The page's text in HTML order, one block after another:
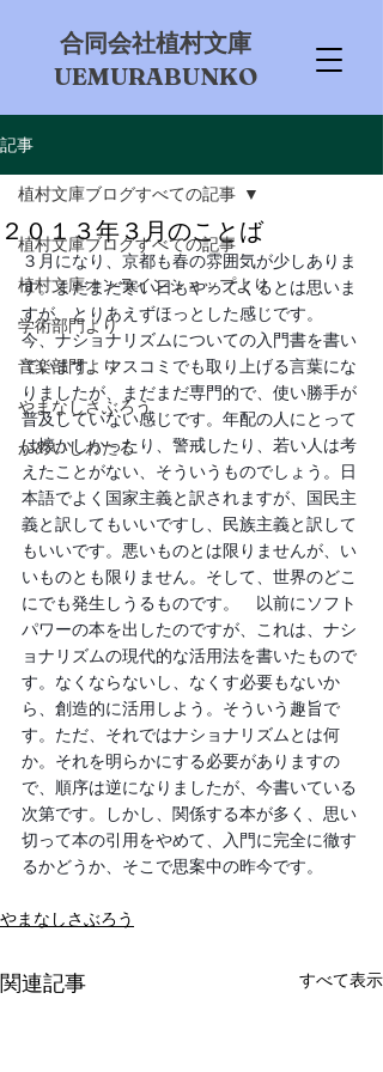
​合同会社植村文庫
UEMURABUNKO
記事
植村文庫ブログすべての記事
植村文庫オンラインショップより
学術部門より
音楽部門より
やまなしさぶろう
かめいしわたる
植村文庫ブログすべての記事
２０１３年３月のことば
３月になり、京都も春の雰囲気が少しありま
す。まだまだ寒い日もやってくるとは思いま
すが、とりあえずほっとした感じです。
今、ナショナリズムについての入門書を書い
ています。マスコミでも取り上げる言葉にな
りましたが、まだまだ専門的で、使い勝手が
普及していない感じです。年配の人にとって
は懐かしかったり、警戒したり、若い人は考
えたことがない、そういうものでしょう。日
本語でよく国家主義と訳されますが、国民主
義と訳してもいいですし、民族主義と訳して
もいいです。悪いものとは限りませんが、い
いものとも限りません。そして、世界のどこ
にでも発生しうるものです。　以前にソフト
パワーの本を出したのですが、これは、ナシ
ョナリズムの現代的な活用法を書いたもので
す。なくならないし、なくす必要もないか
ら、創造的に活用しよう。そういう趣旨で
す。ただ、それではナショナリズムとは何
か。それを明らかにする必要がありますの
で、順序は逆になりましたが、今書いている
次第です。しかし、関係する本が多く、思い
切って本の引用をやめて、入門に完全に徹す
るかどうか、そこで思案中の昨今です。
やまなしさぶろう
関連記事 すべて表示